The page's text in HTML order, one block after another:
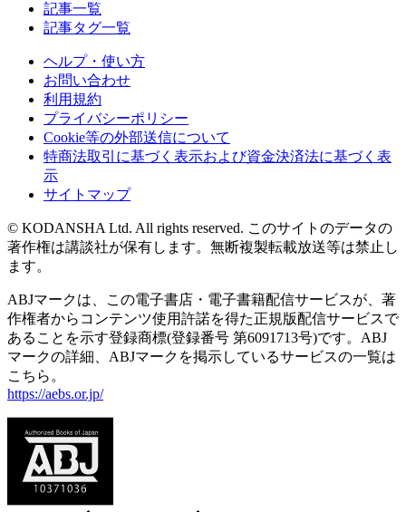
記事一覧
記事タグ一覧
ヘルプ・使い方
お問い合わせ
利用規約
プライバシーポリシー
Cookie等の外部送信について
特商法取引に基づく表示および資金決済法に基づく表
示
サイトマップ
© KODANSHA Ltd. All rights reserved. このサイトのデータの
著作権は講談社が保有します。無断複製転載放送等は禁止し
ます。
ABJマークは、この電子書店・電子書籍配信サービスが、著
作権者からコンテンツ使用許諾を得た正規版配信サービスで
あることを示す登録商標(登録番号 第6091713号)です。ABJ
マークの詳細、ABJマークを掲示しているサービスの一覧は
こちら。
https://aebs.or.jp/